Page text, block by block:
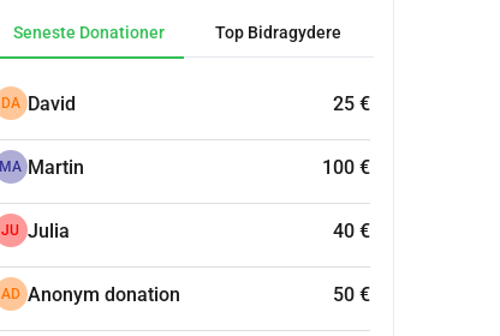
Seneste Donationer Top Bidragydere
DA David 25 €
MA Martin 100 €
JU Julia 40 €
AD Anonym donation 50 €